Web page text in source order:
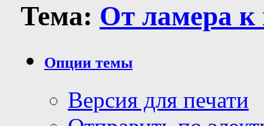
Тема: От ламера к
Опции темы
Версия для печати